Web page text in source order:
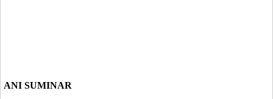
ANI SUMINAR